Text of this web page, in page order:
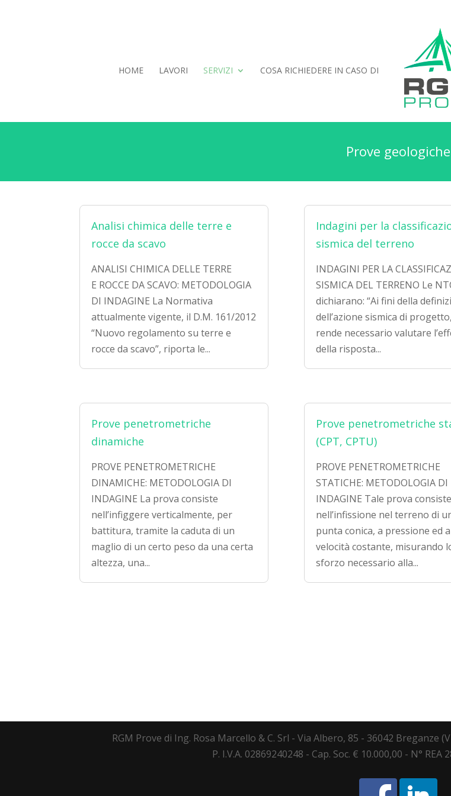
HOME LAVORI SERVIZI COSA RICHIEDERE IN CASO DI
Prove geologiche
Analisi chimica delle terre e
rocce da scavo
ANALISI CHIMICA DELLE TERRE
E ROCCE DA SCAVO: METODOLOGIA
DI INDAGINE La Normativa
attualmente vigente, il D.M. 161/2012
“Nuovo regolamento su terre e
rocce da scavo”, riporta le...
Indagini per la
sismica del terreno
INDAGINI PER LA
SISMICA DEL TERRENO Le
dichiarano: “Ai fini della
dell’azione sismica di
rende necessario valutare
della risposta...
Prove penetrometriche
dinamiche
PROVE PENETROMETRICHE
DINAMICHE: METODOLOGIA DI
INDAGINE La prova consiste
nell’infiggere verticalmente, per
battitura, tramite la caduta di un
maglio di un certo peso da una certa
altezza, una...
Prove penetrometriche
(CPT, CPTU)
PROVE PENETROMETRICHE
STATICHE: METODOLOGIA DI
INDAGINE Tale prova consiste
nell’infissione nel terreno di
punta conica, a pressione ed a
velocità costante, misurando
sforzo necessario alla...
RGM Prove di Ing. Rosa Marcello & C. Srl - Via Albero, 85 - 36042 Breganze
P. I.V.A. 02869240248 - Cap. Soc. € 10.000,00 - N° REA